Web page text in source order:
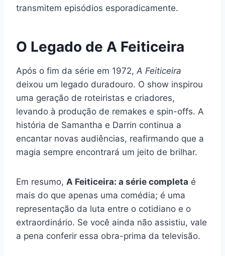
transmitem episódios esporadicamente.
O Legado de A Feiticeira
Após o fim da série em 1972, A Feiticeira
deixou um legado duradouro. O show inspirou
uma geração de roteiristas e criadores,
levando à produção de remakes e spin-offs. A
história de Samantha e Darrin continua a
encantar novas audiências, reafirmando que a
magia sempre encontrará um jeito de brilhar.
Em resumo, A Feiticeira: a série completa é
mais do que apenas uma comédia; é uma
representação da luta entre o cotidiano e o
extraordinário. Se você ainda não assistiu, vale
a pena conferir essa obra-prima da televisão.